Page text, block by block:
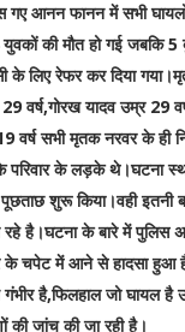
आनन फानन में सभी घायलों
की मौत हो गई जबकि
के लिए रेफर कर दिया
वर्ष,गोरख यादव उम्र 29
वर्ष सभी मृतक नरवर के ही
परिवार के लड़के थे।घटना
शुरू किया।वही इतनी
है।घटना के बारे में पुलिस
के चपेट में आने से हादसा हुआ
है,फिलहाल जो घायल है
की जांच की जा रही है।